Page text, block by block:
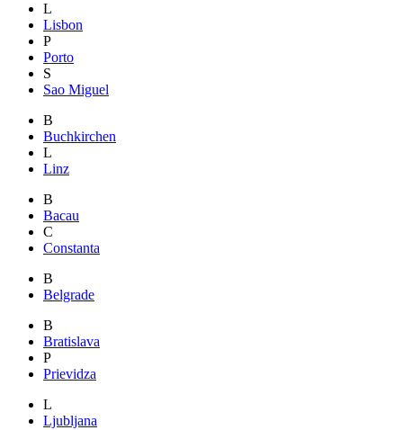
L
Lisbon
P
Porto
S
Sao Miguel
B
Buchkirchen
L
Linz
B
Bacau
C
Constanta
B
Belgrade
B
Bratislava
P
Prievidza
L
Ljubljana